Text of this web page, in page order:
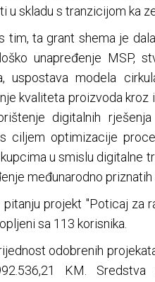
u skladu s tranzicijom ka
tim, ta grant shema je
unapređenje MSP,
uspostava modela
kvaliteta proizvoda
digitalnih
ciljem optimizacije
u smislu digitalne
međunarodno
pitanju projekt "Poticaj za
sa 113 korisnika.
odobrenih
KM.